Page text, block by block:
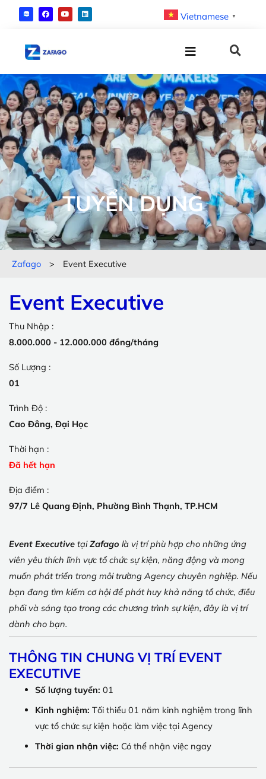
Vietnamese ▼
TUYỂN DỤNG
Zafago > Event Executive
Event Executive
Thu Nhập :
8.000.000 - 12.000.000 đồng/tháng
Số Lượng :
01
Trình Độ :
Cao Đẳng, Đại Học
Thời hạn :
Đã hết hạn
Địa điểm :
97/7 Lê Quang Định, Phường Bình Thạnh, TP.HCM
Event Executive tạiZafago là vị trí phù hợp cho những ứng
viên yêu thích lĩnh vực tổ chức sự kiện, năng động và mong
muốn phát triển trong môi trường Agency chuyên nghiệp. Nếu
bạn đang tìm kiếm cơ hội để phát huy khả năng tổ chức, điều
phối và sáng tạo trong các chương trình sự kiện, đây là vị trí
dành cho bạn.
THÔNG TIN CHUNG VỊ TRÍ EVENT
EXECUTIVE
Số lượng tuyển: 01
Kinh nghiệm: Tối thiểu 01 năm kinh nghiệm trong lĩnh
vực tổ chức sự kiện hoặc làm việc tại Agency
Thời gian nhận việc: Có thể nhận việc ngay